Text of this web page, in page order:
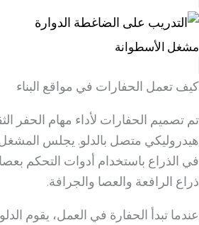
مشغل الأسطوانة
كيف تعمل الحفارات في مواقع البناء
تم تصميم الحفارات لأداء مهام الحفر
هيدروليكي متصل بالدلو. يجلس المشغل
في الذراع باستخدام أدوات التحكم
ذراع الرافعة والعصا والجرافة.
عندما تبدأ الحفارة في العمل، يقوم